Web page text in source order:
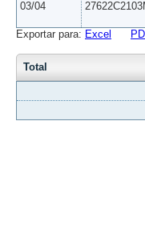
03/04
Exportar para: Excel
Total